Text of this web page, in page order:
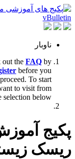
ناوبار
out the FAQ by
before you
To start
to visit from
selection below.
پکیج
ریسک